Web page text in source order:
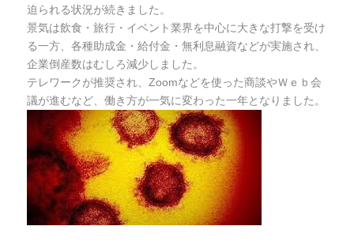
迫られる状況が続きました。
景気は飲食・旅行・イベント業界を中心に大きな打撃を受け
る一方、各種助成金・給付金・無利息融資などが実施され、
企業倒産数はむしろ減少しました。
テレワークが推奨され、Zoomなどを使った商談やＷｅｂ会
議が進むなど、働き方が一気に変わった一年となりました。